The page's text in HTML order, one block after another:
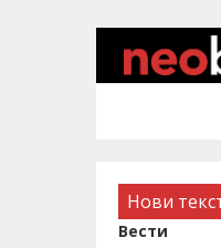
Нови
Вести